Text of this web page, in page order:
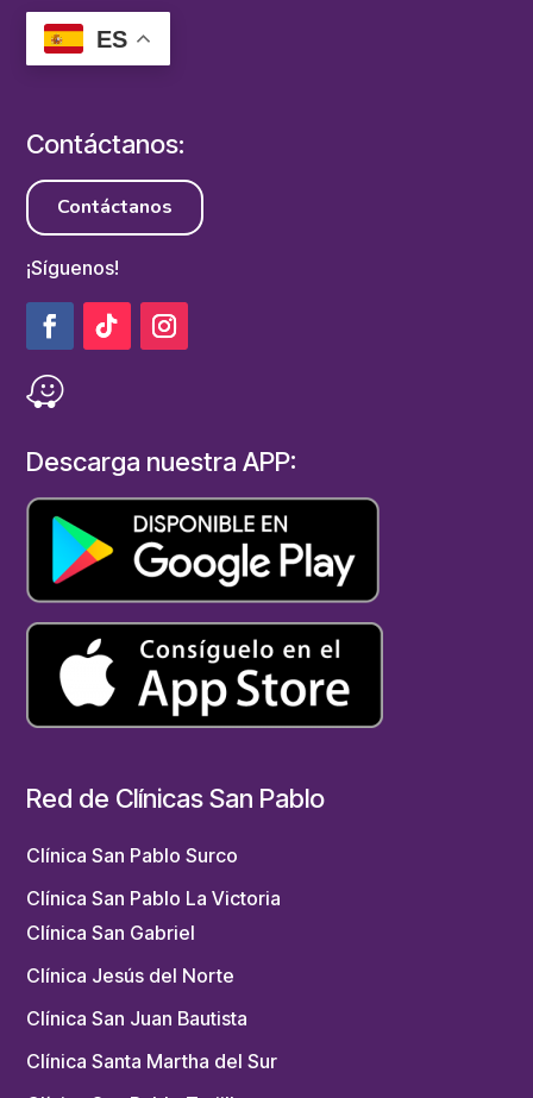
ES
Contáctanos:
Contáctanos
¡Síguenos!
Descarga nuestra APP:
Red de Clínicas San Pablo
Clínica San Pablo Surco
Clínica San Pablo La Victoria
Clínica San Gabriel
Clínica Jesús del Norte
Clínica San Juan Bautista
Clínica Santa Martha del Sur